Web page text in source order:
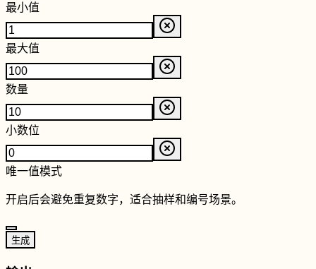
最小值
最大值
数量
小数位
唯一值模式
开启后会避免重复数字，适合抽样和编号场景。
生成